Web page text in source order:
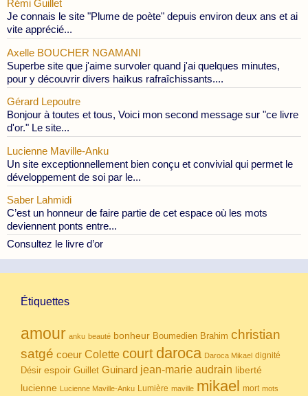
Rémi Guillet
Je connais le site "Plume de poète" depuis environ deux ans et ai
vite apprécié...
Axelle BOUCHER NGAMANI
Superbe site que j'aime survoler quand j'ai quelques minutes,
pour y découvrir divers haïkus rafraîchissants....
Gérard Lepoutre
Bonjour à toutes et tous, Voici mon second message sur "ce livre
d'or." Le site...
Lucienne Maville-Anku
Un site exceptionnellement bien conçu et convivial qui permet le
développement de soi par le...
Saber Lahmidi
C’est un honneur de faire partie de cet espace où les mots
deviennent ponts entre...
Consultez le livre d’or
Étiquettes
amour anku beauté bonheur Boumedien Brahim christian
satgé coeur Colette court daroca Daroca Mikael dignité
Désir espoir Guillet Guinard jean-marie audrain liberté
lucienne Lucienne Maville-Anku Lumière maville mikael mort mots